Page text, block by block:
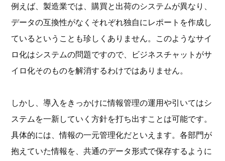
例えば、製造業では、購買と出荷のシステムが異なり、
データの互換性がなくそれぞれ独自にレポートを作成し
ているということも珍しくありません。このようなサイ
ロ化はシステムの問題ですので、ビジネスチャットがサ
イロ化そのものを解消するわけではありません。
しかし、導入をきっかけに情報管理の運用や引いてはシ
ステムを一新していく方針を打ち出すことは可能です。
具体的には、情報の一元管理化だといえます。各部門が
抱えていた情報を、共通のデータ形式で保存するように